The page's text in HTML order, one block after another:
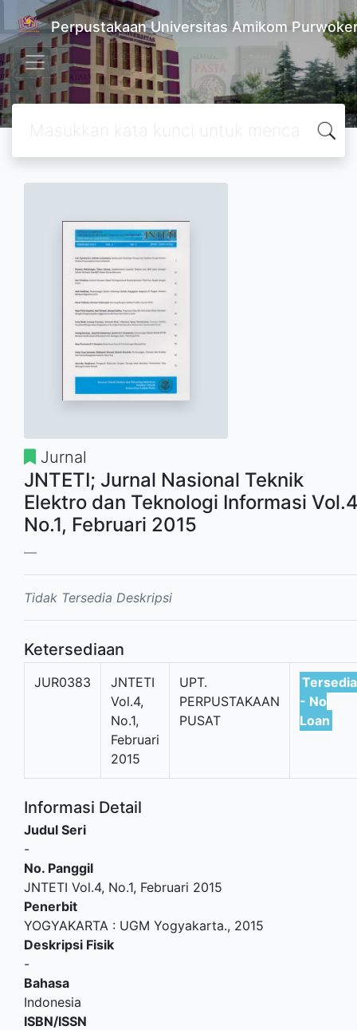
Perpustakaan Universitas Amikom
Jurnal
JNTETI; Jurnal Nasional Teknik
Elektro dan Teknologi Informasi
No.1, Februari 2015
Tidak Tersedia Deskripsi
Ketersediaan
JUR0383
JNTETI
Vol.4,
No.1,
Februari
2015
UPT.
PERPUSTAKAAN
PUSAT
Tersedia
- No
Loan
Informasi Detail
Judul Seri
-
No. Panggil
JNTETI Vol.4, No.1, Februari 2015
Penerbit
YOGYAKARTA : UGM Yogyakarta., 2015
Deskripsi Fisik
-
Bahasa
Indonesia
ISBN/ISSN